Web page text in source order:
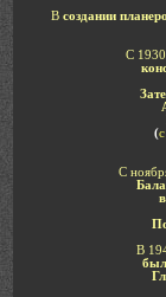
Всоздании
С 1930
(
С
В